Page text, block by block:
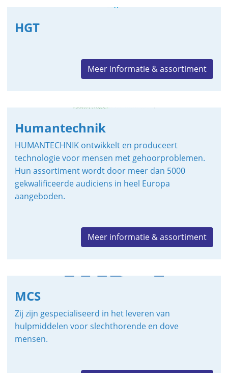
HGT
Meer informatie & assortiment
Humantechnik
HUMANTECHNIK ontwikkelt en produceert
technologie voor mensen met gehoorproblemen.
Hun assortiment wordt door meer dan 5000
gekwalificeerde audiciens in heel Europa
aangeboden.
Meer informatie & assortiment
MCS
Zij zijn gespecialiseerd in het leveren van
hulpmiddelen voor slechthorende en dove
mensen.